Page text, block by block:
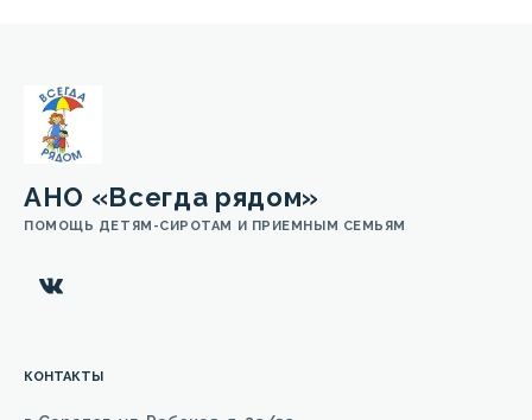
АНО «Всегда рядом»
ПОМОЩЬ ДЕТЯМ-СИРОТАМ И ПРИЕМНЫМ СЕМЬЯМ
КОНТАКТЫ